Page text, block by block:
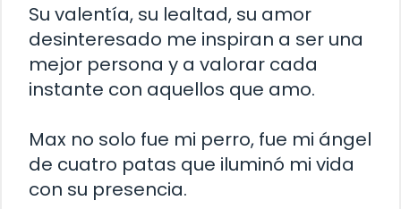
Su valentía, su lealtad, su amor
desinteresado me inspiran a ser una
mejor persona y a valorar cada
instante con aquellos que amo.
Max no solo fue mi perro, fue mi ángel
de cuatro patas que iluminó mi vida
con su presencia.